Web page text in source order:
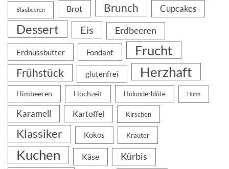
Blaubeeren Brot Brunch Cupcakes
Dessert Eis Erdbeeren
Erdnussbutter Fondant Frucht
Frühstück glutenfrei Herzhaft
Himbeeren Hochzeit Holunderblüte Huhn
Karamell Kartoffel Kirschen
Klassiker Kokos Kräuter
Kuchen Käse Kürbis